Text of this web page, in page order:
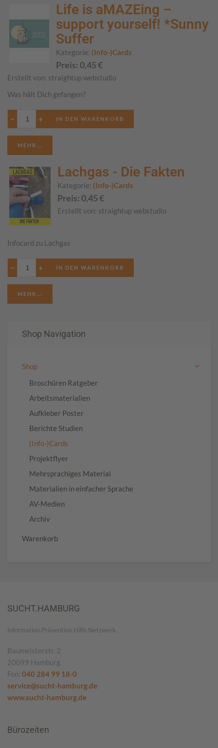
Life is aMAZEing –
support yourself! *Sunny
Suffer
Kategorie: (Info-)Cards
Preis: 0,45€
Erstellt von: straightup webstudio
Was hält Dich gefangen?
− +
MEHR...
Lachgas - Die Fakten
Kategorie: (Info-)Cards
Preis: 0,45€
Erstellt von: straightup webstudio
Infocard zu Lachgas
− +
MEHR...
Shop Navigation
Shop
Broschüren Ratgeber
Arbeitsmaterialien
Aufkleber Poster
Berichte Studien
(Info-)Cards
Projektflyer
Mehrsprachiges Material
Materialien in einfacher Sprache
AV-Medien
Archiv
Warenkorb
SUCHT.HAMBURG
Information.Prävention.Hilfe.Netzwerk.
Baumeisterstr. 2
20099 Hamburg
Fon: 040 284 99 18-0
service@sucht-hamburg.de
www.sucht-hamburg.de
Bürozeiten